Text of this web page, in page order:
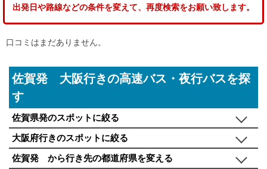
出発日や路線などの条件を変えて、再度検索をお願い致します。
口コミはまだありません。
佐賀発 大阪行きの高速バス・夜行バスを探
す
佐賀県発のスポットに絞る
大阪府行きのスポットに絞る
佐賀発 から行き先の都道府県を変える